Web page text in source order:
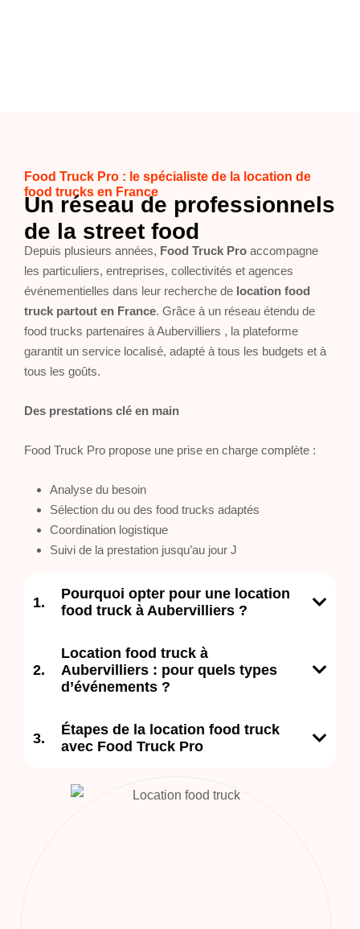
Food Truck Pro : le spécialiste de la location de
food trucks en France
Un réseau de professionnels
de la street food
Depuis plusieurs années, Food Truck Pro accompagne
les particuliers, entreprises, collectivités et agences
événementielles dans leur recherche de location food
truck partout en France. Grâce à un réseau étendu de
food trucks partenaires à Aubervilliers , la plateforme
garantit un service localisé, adapté à tous les budgets et à
tous les goûts.
Des prestations clé en main
Food Truck Pro propose une prise en charge complète :
Analyse du besoin
Sélection du ou des food trucks adaptés
Coordination logistique
Suivi de la prestation jusqu’au jour J
Pourquoi opter pour une location
food truck à Aubervilliers ?
Location food truck à
Aubervilliers : pour quels types
d’événements ?
Étapes de la location food truck
avec Food Truck Pro